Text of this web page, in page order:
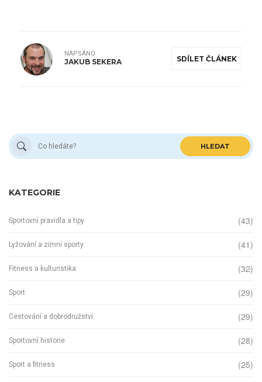
SDÍLET ČLÁNEK
NAPSÁNO
JAKUB SEKERA
HLEDAT
KATEGORIE
Sportovní pravidla a tipy (43)
Lyžování a zimní sporty (41)
Fitness a kulturistika (32)
Sport (29)
Cestování a dobrodružství (29)
Sportovní historie (28)
Sport a fitness (25)